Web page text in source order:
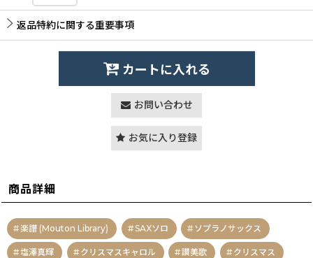
返品特約に関する重要事項
カートに入れる
お問い合わせ
お気に入り登録
商品詳細
楽譜 (Mouton Library) SAXソロ ソプラノサックス
塩澤真輝 クリスマスキャロル 讃美歌 クリスマス